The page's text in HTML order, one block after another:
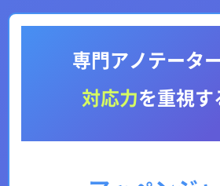
専門アノテータ
対応力を重視す